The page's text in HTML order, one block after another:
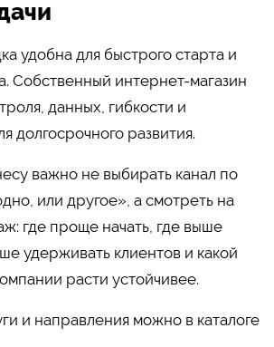
удобна для быстрого старта и
Собственный интернет-магазин
данных, гибкости и
долгосрочного развития.
важно не выбирать канал по
или другое», а смотреть на
где проще начать, где выше
удерживать клиентов и какой
расти устойчивее.
и направления можно в каталоге